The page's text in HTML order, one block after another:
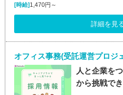
[時給] 1,470円～
詳細を見
人と企業を
から挑戦で